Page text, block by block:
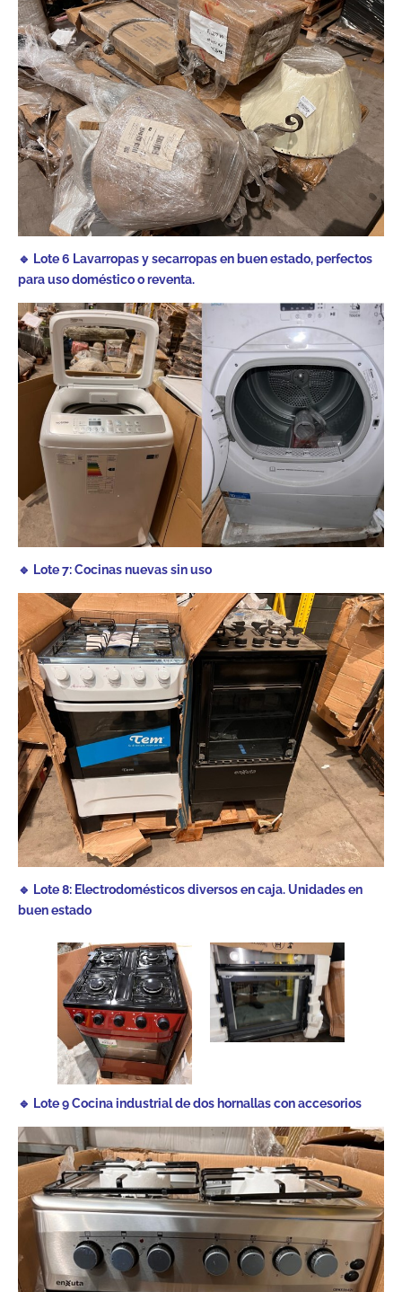
🔹 Lote 6 Lavarropas y secarropas en buen estado, perfectos
para uso doméstico o reventa.
🔹 Lote 7: Cocinas nuevas sin uso
🔹 Lote 8: Electrodomésticos diversos en caja. Unidades en
buen estado
🔹 Lote 9 Cocina industrial de dos hornallas con accesorios